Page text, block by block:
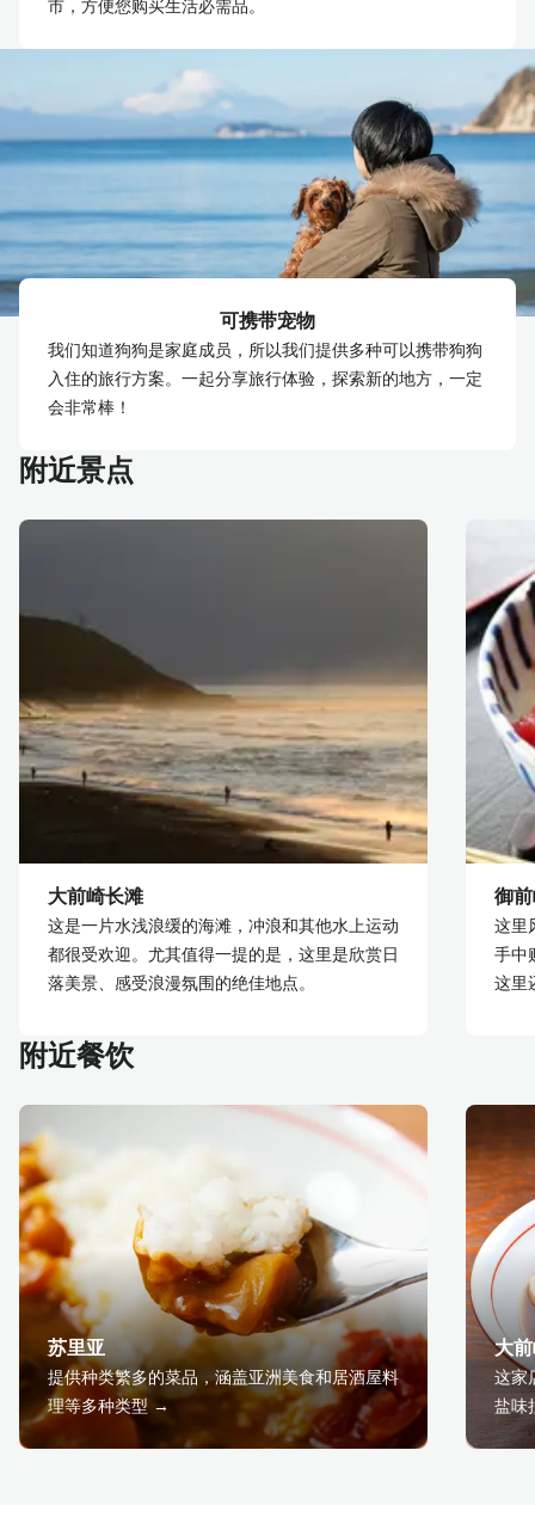
市，方便您购买生活必需品。
可携带宠物
我们知道狗狗是家庭成员，所以我们提供多种可以携带狗狗
入住的旅行方案。一起分享旅行体验，探索新的地方，一定
会非常棒！
附近景点
大前崎长滩
这是一片水浅浪缓的海滩，冲浪和其他水上运动
都很受欢迎。尤其值得一提的是，这里是欣赏日
落美景、感受浪漫氛围的绝佳地点。
御
这里
手中
这里
附近餐饮
苏里亚
提供种类繁多的菜品，涵盖亚洲美食和居酒屋料
理等多种类型 →
大
这家
盐味